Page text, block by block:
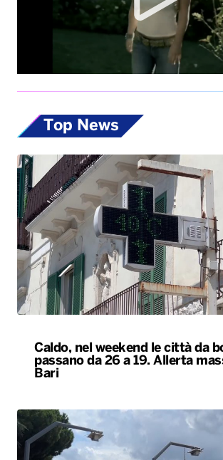
Top News
Caldo, nel weekend le città da
passano da 26 a 19. Allerta
Bari